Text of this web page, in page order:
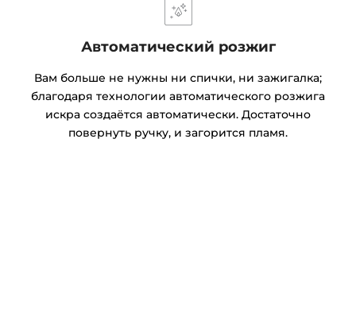
Автоматический розжиг
Вам больше не нужны ни спички, ни зажигалка;
благодаря технологии автоматического розжига
искра создаётся автоматически. Достаточно
повернуть ручку, и загорится пламя.